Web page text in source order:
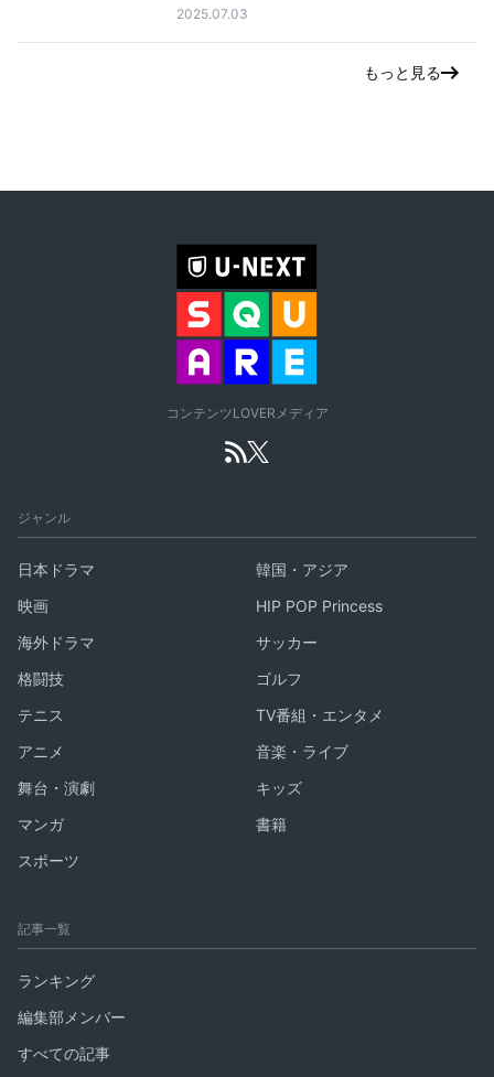
2025.07.03
もっと見る
コンテンツLOVERメディア
ジャンル
日本ドラマ
韓国・アジア
映画
HIP POP Princess
海外ドラマ
サッカー
格闘技
ゴルフ
テニス
TV番組・エンタメ
アニメ
音楽・ライブ
舞台・演劇
キッズ
マンガ
書籍
スポーツ
記事一覧
ランキング
編集部メンバー
すべての記事